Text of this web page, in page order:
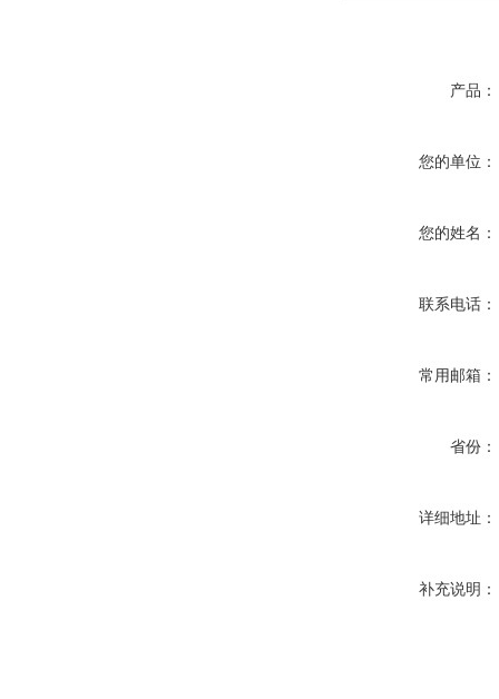
产品：
您的单位：
您的姓名：
联系电话：
常用邮箱：
省份：
详细地址：
补充说明：